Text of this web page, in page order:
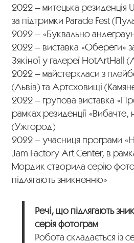
2022 – митецька резиденція
за підтримки Parade Fest
2022 – «Буквально
2022 – виставка «Обереги»
Зякіної у галереї HotArtHall
2022 – майстеркласи з
(Львів) та Артсховищі
2022 – групова виставка
рамках резиденції «Вибачте,
(Ужгород)
2022 – учасниця програми
Jam Factory Art Center, в
Мордик створила серію
підлягають зникненню»
Речі, що підлягають
серія фотограм
Робота складається із